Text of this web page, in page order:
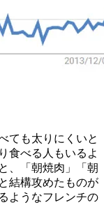
ても太りにくいと
食べる人もいるよ
、「朝焼肉」「朝
結構攻めたものが
ようなフレンチの